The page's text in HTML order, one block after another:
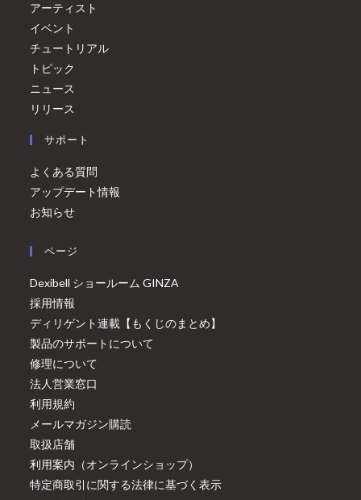
アーティスト
イベント
チュートリアル
トピック
ニュース
リリース
サポート
よくある質問
アップデート情報
お知らせ
ページ
Dexibell ショールーム GINZA
採用情報
ディリゲント連載【もくじのまとめ】
製品のサポートについて
修理について
法人営業窓口
利用規約
メールマガジン購読
取扱店舗
利用案内（オンラインショップ）
特定商取引に関する法律に基づく表示